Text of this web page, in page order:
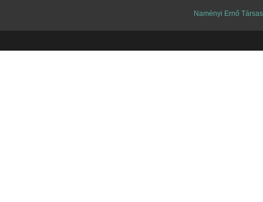
Naményi Ernő